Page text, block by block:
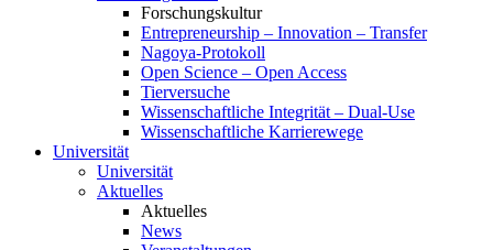
Forschungskultur
Entrepreneurship – Innovation – Transfer
Nagoya-Protokoll
Open Science – Open Access
Tierversuche
Wissenschaftliche Integrität – Dual-Use
Wissenschaftliche Karrierewege
Universität
Universität
Aktuelles
Aktuelles
News